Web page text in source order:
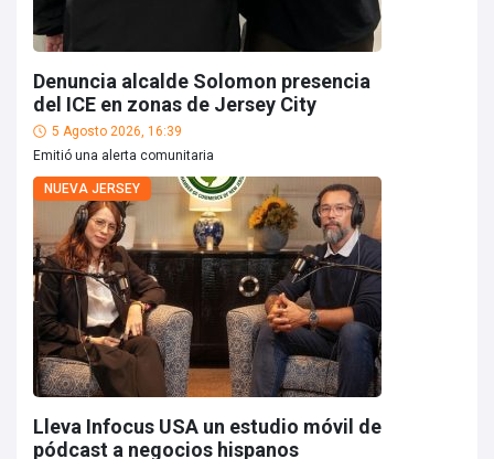
Denuncia alcalde Solomon presencia
del ICE en zonas de Jersey City
5 Agosto 2026, 16:39
Emitió una alerta comunitaria
NUEVA JERSEY
Lleva Infocus USA un estudio móvil de
pódcast a negocios hispanos